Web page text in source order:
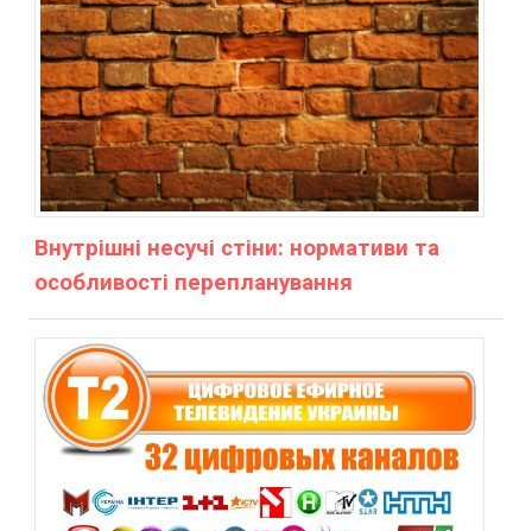
Внутрішні несучі стіни: нормативи та
особливості перепланування